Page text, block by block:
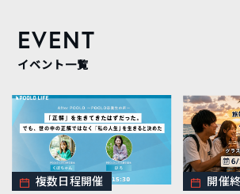
EVENT
イベント一覧
複数日程開催 開催